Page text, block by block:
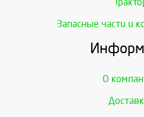
Запасные части и
О